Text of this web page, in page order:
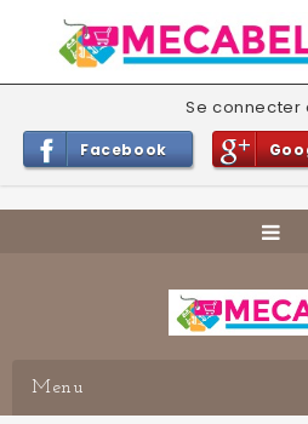
Se connecter
Facebook
Menu